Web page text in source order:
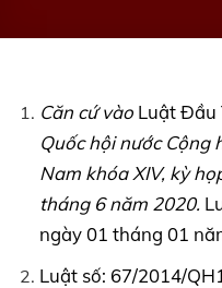
Căn cứ vào Luật Đầu
Quốc hội nước Cộng
Nam khóaXIV, kỳ
tháng 6 năm 2020.
ngày 01 tháng 01
Luật số: 67/2014/